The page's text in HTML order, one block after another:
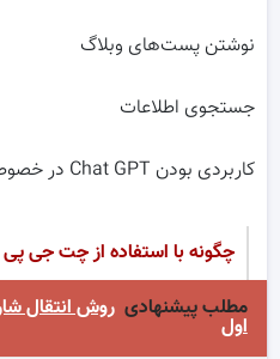
نوشتن پست‌های وبلاگ
جستجوی اطلاعات
کاربردی بودن Chat GPT در خصوص همه موارد متنی
چگونه با استفاده از چت جی پی
مطلب پیشنهادی روش انتقال
اول